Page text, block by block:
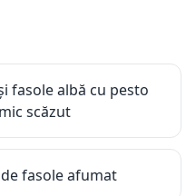
fasole albă cu pesto
scăzut
fasole afumat